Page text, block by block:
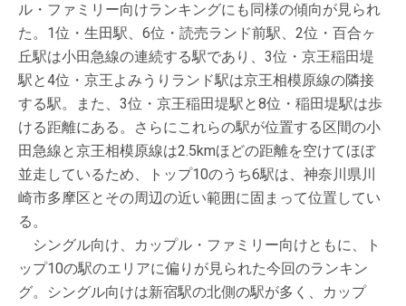
ル・ファミリー向けランキングにも同様の傾向が見られ
た。1位・生田駅、6位・読売ランド前駅、2位・百合ヶ
丘駅は小田急線の連続する駅であり、3位・京王稲田堤
駅と4位・京王よみうりランド駅は京王相模原線の隣接
する駅。また、3位・京王稲田堤駅と8位・稲田堤駅は歩
ける距離にある。さらにこれらの駅が位置する区間の小
田急線と京王相模原線は2.5kmほどの距離を空けてほぼ
並走しているため、トップ10のうち6駅は、神奈川県川
崎市多摩区とその周辺の近い範囲に固まって位置してい
る。
シングル向け、カップル・ファミリー向けともに、ト
ップ10の駅のエリアに偏りが見られた今回のランキン
グ。シングル向けは新宿駅の北側の駅が多く、カップ